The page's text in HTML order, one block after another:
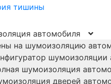
автомобиля
на шумоизоляцию
шумоизоляции
шумоизоляция
дверей